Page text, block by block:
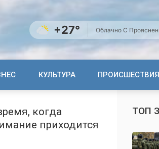
+27° Облачно С
КУЛЬТУРА ПРОИСШЕСТВИЯ
когда
приходится
ТОП